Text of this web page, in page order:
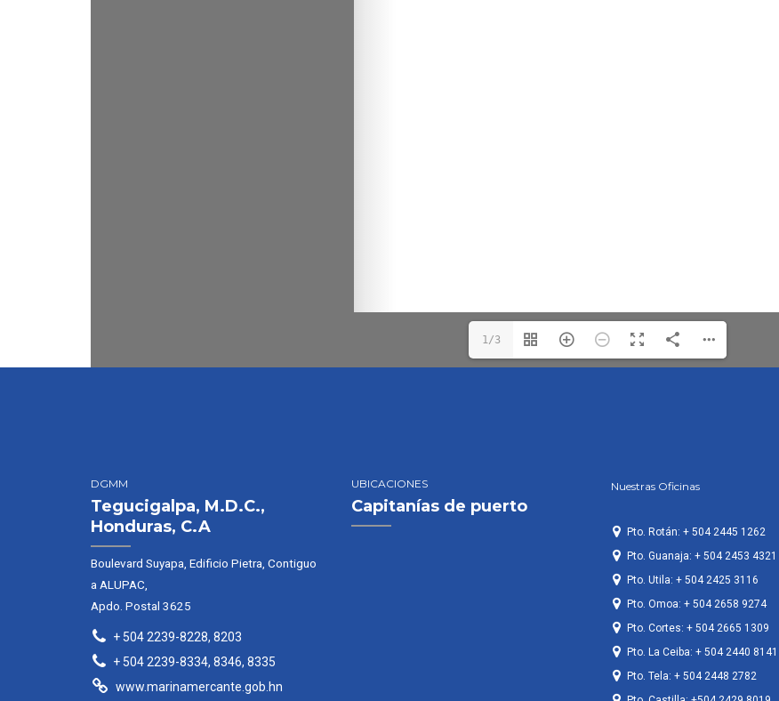
1/3
DGMM
Tegucigalpa, M.D.C.,
Honduras, C.A
Boulevard Suyapa, Edificio Pietra, Contiguo
a ALUPAC,
Apdo. Postal 3625
+ 504 2239-8228, 8203
+ 504 2239-8334, 8346, 8335
www.marinamercante.gob.hn
UBICACIONES
Capitanías de puerto
Nuestras Oficinas
Pto. Rotán: + 504 2445 1262
Pto. Guanaja: + 504 2453 4321
Pto. Utila: + 504 2425 3116
Pto. Omoa: + 504 2658 9274
Pto. Cortes: + 504 2665 1309
Pto. La Ceiba: + 504 2440 8141
Pto. Tela: + 504 2448 2782